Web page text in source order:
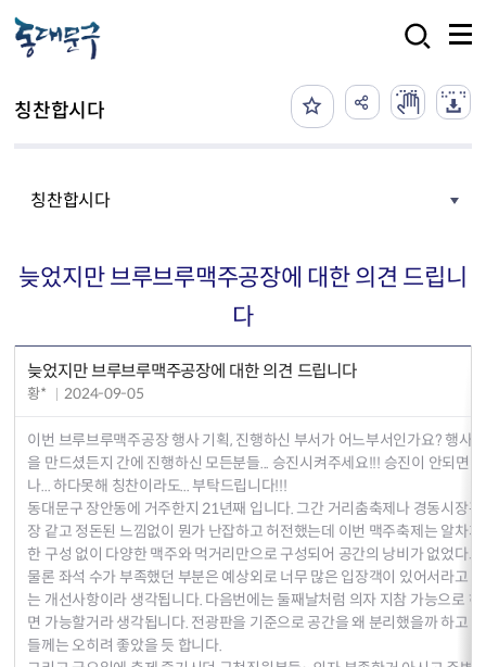
칭찬합시다
칭찬합시다
늦었지만 브루브루맥주공장에 대한 의견 드립니
다
늦었지만 브루브루맥주공장에 대한 의견 드립니다
황* 2024-09-05
이번 브루브루맥주공장 행사 기획, 진행하신 부서가 어느부서인가요? 행사
을 만드셨든지 간에 진행하신 모든분들... 승진시켜주세요!!! 승진이 안되면
나... 하다못해 칭찬이라도... 부탁드립니다!!!
동대문구 장안동에 거주한지 21년째 입니다. 그간 거리춤축제나 경동시장
장 같고 정돈된 느낌없이 뭔가 난잡하고 허전했는데 이번 맥주축제는 알차
한 구성 없이 다양한 맥주와 먹거리만으로 구성되어 공간의 낭비가 없었다
물론 좌석 수가 부족했던 부분은 예상외로 너무 많은 입장객이 있어서라고
는 개선사항이라 생각됩니다. 다음번에는 둘째날처럼 의자 지참 가능으로
면 가능할거라 생각됩니다. 전광판을 기준으로 공간을 왜 분리했을까 하고
들께는 오히려 좋았을 듯 합니다.